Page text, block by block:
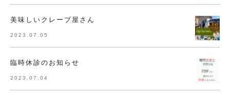
美味しいクレープ屋さん
2023.07.05
臨時休診のお知らせ
2023.07.04